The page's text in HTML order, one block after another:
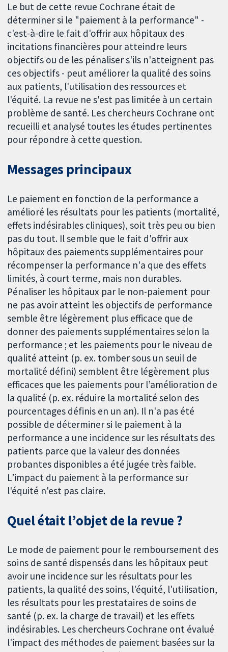
Le but de cette revue Cochrane était de
déterminer si le "paiement à la performance" -
c'est-à-dire le fait d'offrir aux hôpitaux des
incitations financières pour atteindre leurs
objectifs ou de les pénaliser s'ils n'atteignent pas
ces objectifs - peut améliorer la qualité des soins
aux patients, l'utilisation des ressources et
l'équité. La revue ne s'est pas limitée à un certain
problème de santé. Les chercheurs Cochrane ont
recueilli et analysé toutes les études pertinentes
pour répondre à cette question.
Messages principaux
Le paiement en fonction de la performance a
amélioré les résultats pour les patients (mortalité,
effets indésirables cliniques), soit très peu ou bien
pas du tout. Il semble que le fait d'offrir aux
hôpitaux des paiements supplémentaires pour
récompenser la performance n'a que des effets
limités, à court terme, mais non durables.
Pénaliser les hôpitaux par le non-paiement pour
ne pas avoir atteint les objectifs de performance
semble être légèrement plus efficace que de
donner des paiements supplémentaires selon la
performance ; et les paiements pour le niveau de
qualité atteint (p. ex. tomber sous un seuil de
mortalité défini) semblent être légèrement plus
efficaces que les paiements pour l’amélioration de
la qualité (p. ex. réduire la mortalité selon des
pourcentages définis en un an). Il n'a pas été
possible de déterminer si le paiement à la
performance a une incidence sur les résultats des
patients parce que la valeur des données
probantes disponibles a été jugée très faible.
L’impact du paiement à la performance sur
l'équité n'est pas claire.
Quel était l’objet de la revue ?
Le mode de paiement pour le remboursement des
soins de santé dispensés dans les hôpitaux peut
avoir une incidence sur les résultats pour les
patients, la qualité des soins, l'équité, l'utilisation,
les résultats pour les prestataires de soins de
santé (p. ex. la charge de travail) et les effets
indésirables. Les chercheurs Cochrane ont évalué
l'impact des méthodes de paiement basées sur la